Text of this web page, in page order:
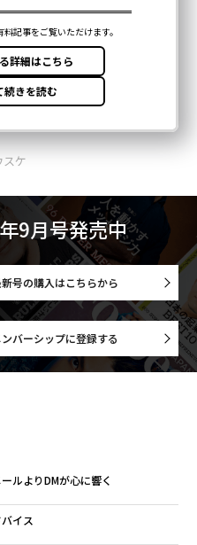
ケ
9月号発売中
号の購入はこちらから
ンバーシップに登録する
ルよりDMが心に響く
イス